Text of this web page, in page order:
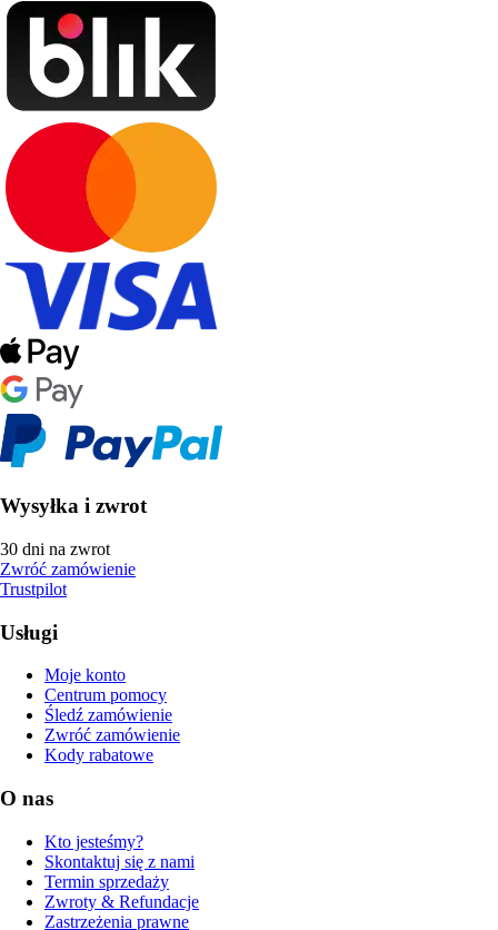
Wysyłka i zwrot
30 dni na zwrot
Zwróć zamówienie
Trustpilot
Usługi
Moje konto
Centrum pomocy
Śledź zamówienie
Zwróć zamówienie
Kody rabatowe
O nas
Kto jesteśmy?
Skontaktuj się z nami
Termin sprzedaży
Zwroty & Refundacje
Zastrzeżenia prawne